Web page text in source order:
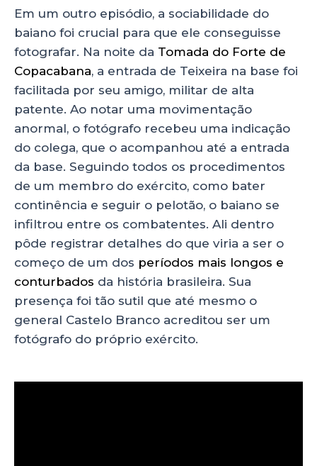
Em um outro episódio, a sociabilidade do
baiano foi crucial para que ele conseguisse
fotografar. Na noite da Tomada do Forte de
Copacabana, a entrada de Teixeira na base foi
facilitada por seu amigo, militar de alta
patente. Ao notar uma movimentação
anormal, o fotógrafo recebeu uma indicação
do colega, que o acompanhou até a entrada
da base. Seguindo todos os procedimentos
de um membro do exército, como bater
continência e seguir o pelotão, o baiano se
infiltrou entre os combatentes. Ali dentro
pôde registrar detalhes do que viria a ser o
começo de um dos períodos mais longos e
conturbados da história brasileira. Sua
presença foi tão sutil que até mesmo o
general Castelo Branco acreditou ser um
fotógrafo do próprio exército.